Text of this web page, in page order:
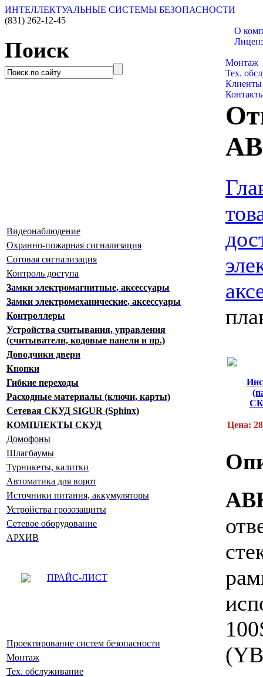
ИНТЕЛЛЕКТУАЛЬНЫЕ СИСТЕМЫ БЕЗОПАСНОСТИ
(831) 262-12-45
Поиск
О
Монтаж
Тех.
Клиенты
Видеонаблюдение
Охранно-пожарная сигнализация
Сотовая сигнализация
Контроль доступа
Замки электромагнитные, аксессуары
Замки электромеханические, аксессуары
Контроллеры
Устройства считывания, управления
(считыватели, кодовые панели и пр.)
Доводчики двери
Кнопки
Гибкие переходы
Расходные материалы (ключи, карты)
Сетевая СКУД SIGUR (Sphinx)
КОМПЛЕКТЫ СКУД
Домофоны
Шлагбаумы
Турникеты, калитки
Автоматика для ворот
Источники питания, аккумуляторы
Устройства грозозащиты
Сетевое оборудование
АРХИВ
ПРАЙС-ЛИСТ
Проектирование систем безопасности
Монтаж
Тех. обслуживание
Цена: